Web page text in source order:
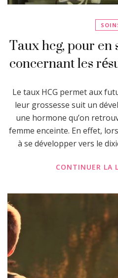
Taux hcg, pour
concernant les
Le taux HCG permet aux
leur grossesse suit un
une hormone qu’on
femme enceinte. En effet,
à se développer vers le
CONTINUER LA